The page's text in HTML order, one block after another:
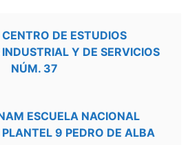
DE ESTUDIOS
Y DE SERVICIOS
NÚM. 37
ESCUELA NACIONAL
9 PEDRO DE ALBA